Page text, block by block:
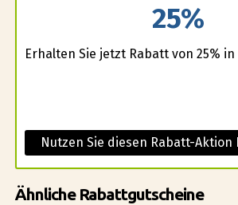
25%
Erhalten Sie jetzt Rabatt von 25%
Nutzen Sie diesen Rabatt-
Ähnliche Rabattgutscheine